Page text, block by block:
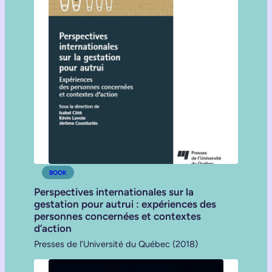
BOOK
Perspectives internationales sur la
gestation pour autrui : expériences des
personnes concernées et contextes
d’action
Presses de l’Université du Québec (2018)